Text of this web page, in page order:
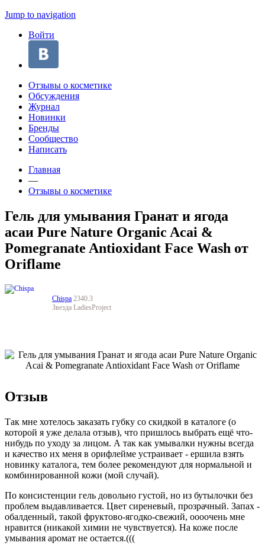
Jump to navigation
Войти
Отзывы о косметике
Обсуждения
Журнал
Новинки
Бренды
Сообщество
Написать
Главная
—
Отзывы о косметике
Гель для умывания Гранат и ягода
асаи Pure Nature Organic Acai &
Pomegranate Antioxidant Face Wash от
Oriflame
Chispa 2340.3
Звезда LadiesProject
Отзыв
Так мне хотелось заказать губку со скидкой в каталоге (о
которой я уже делала отзыв), что пришлось выбрать ещё что-
нибудь по уходу за лицом. А так как умывалки нужны всегда
и качество их меня в орифлейме устраивает - ершила взять
новинку каталога, тем более рекомендуют для нормальной и
комбинированной кожи (мой случай).
По консистенции гель довольно густой, но из бутылочки без
проблем выдавливается. Цвет сиреневый, прозрачный. Запах -
обалденный, такой фруктово-ягодко-свежий, оооочень мне
нравится (никакой химии не чувствуется). На коже после
умывания аромат не остается.(((